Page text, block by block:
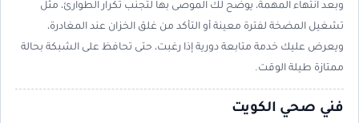
وبعد انتهاء المهمة، يوضح لك الموصى بها لتجنب تكرار الطوارئ، مثل
تشغيل المضخة لفترة معينة أو التأكد من غلق الخزان عند المغادرة،
ويعرض عليك خدمة متابعة دورية إذا رغبت، حتى تحافظ على الشبكة بحالة
ممتازة طيلة الوقت.
فني صحي الكويت